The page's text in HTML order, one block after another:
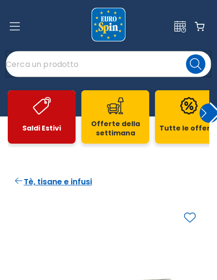
Saldi Estivi
Offerte della
settimana
Tutte le
Tè, tisane e infusi